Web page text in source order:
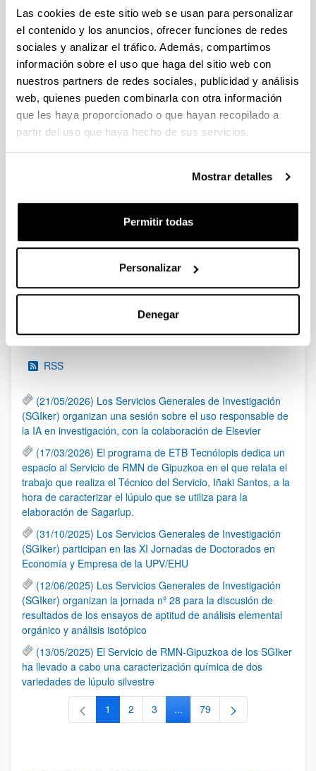
Las cookies de este sitio web se usan para personalizar
el contenido y los anuncios, ofrecer funciones de redes
sociales y analizar el tráfico. Además, compartimos
información sobre el uso que haga del sitio web con
nuestros partners de redes sociales, publicidad y análisis
web, quienes pueden combinarla con otra información
que les haya proporcionado o que hayan recopilado a
partir del uso que haya hecho de sus servicios.
Mostrar detalles
Permitir todas
Personalizar
Denegar
06/02/2024 Se han introducido cambios en los costes
estimados de contratación de Personal colaborador doctor. Se
ha publicado la convocatoria
SEGUNDA CONVOCATORIA DE AYUDAS PARA LA
RECUALIFICACIÓN DEL SISTEMA UNIVERSITARIO
ESPAÑOL PARA 2021-2023, FINANCIADO POR LA UNIÓN
EUROPEA-NEXT GENERATION EU
Plazo de presentación cerrado: 04/05/2022 - 31/05/2022 23:59
02/11/2022 Se ha publicado la resolución definitiva de la
PáginaPáginas intermedias Use TAB para desplazarse.
PáginaPáginaPáginaPáginas intermedias
Página
Noticias
RSS
(21/05/2026) Los Servicios Generales de Investigación
(SGIker) organizan una sesión sobre el uso responsable de
la IA en investigación, con la colaboración de Elsevier
(17/03/2026) El programa de ETB Tecnólopis dedica un
espacio al Servicio de RMN de Gipuzkoa en el que relata el
trabajo que realiza el Técnico del Servicio, Iñaki Santos, a la
hora de caracterizar el lúpulo que se utiliza para la
elaboración de Sagarlup.
(31/10/2025) Los Servicios Generales de Investigación
(SGIker) participan en las XI Jornadas de Doctorados en
Economía y Empresa de la UPV/EHU
(12/06/2025) Los Servicios Generales de Investigación
(SGIker) organizan la jornada nº 28 para la discusión de
resultados de los ensayos de aptitud de análisis elemental
orgánico y análisis isotópico
(13/05/2025) El Servicio de RMN-Gipuzkoa de los SGIker
ha llevado a cabo una caracterización química de dos
variedades de lúpulo silvestre
Página
1 Página
2 Página
3 ...Páginas intermedias Use TAB
Página
79